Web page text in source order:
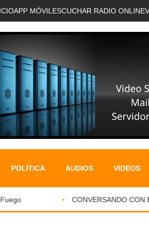
APP MÓVIL ESCUCHAR RADIO ONLINE
POLÍTICA AUDIOS VIDEOS
CONVERSANDO CON EL